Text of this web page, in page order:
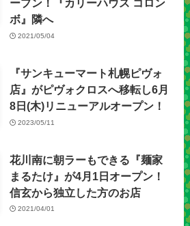
ープン！『カリーハウス コロン
ボ』隣へ
2021/05/04
『サンキューマート札幌ピヴォ
店』がピヴォクロスへ移転し6月
8日(木)リニューアルオープン！
2023/05/11
花川南に朝ラーもできる『麺家
まるたけ』が4月1日オープン！
信玄から独立した方のお店
2021/04/01